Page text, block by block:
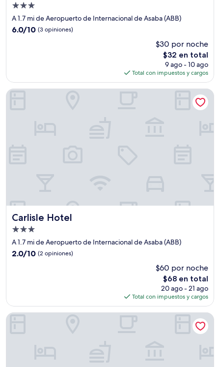
Propiedad
de
3.0
estrellas
A 1.7 mi de Aeropuerto de Internacional de Asaba (ABB)
6.0
6.0/10 (3 opiniones)
$30 por noche
El
precio
actual
es
de
$32 en total
9 ago - 10 ago
Total con impuestos y cargos
Carlisle Hotel
Carlisle Hotel
Propiedad
de
3.0
A 1.7 mi de Aeropuerto de Internacional de Asaba (ABB)
2.0
2.0/10 (2 opiniones)
$60 por noche
El
precio
actual
es
de
$68 en total
20 ago - 21 ago
Total con impuestos y cargos
Carlisle Hotel
MT DELUXE HOTEL ASABA